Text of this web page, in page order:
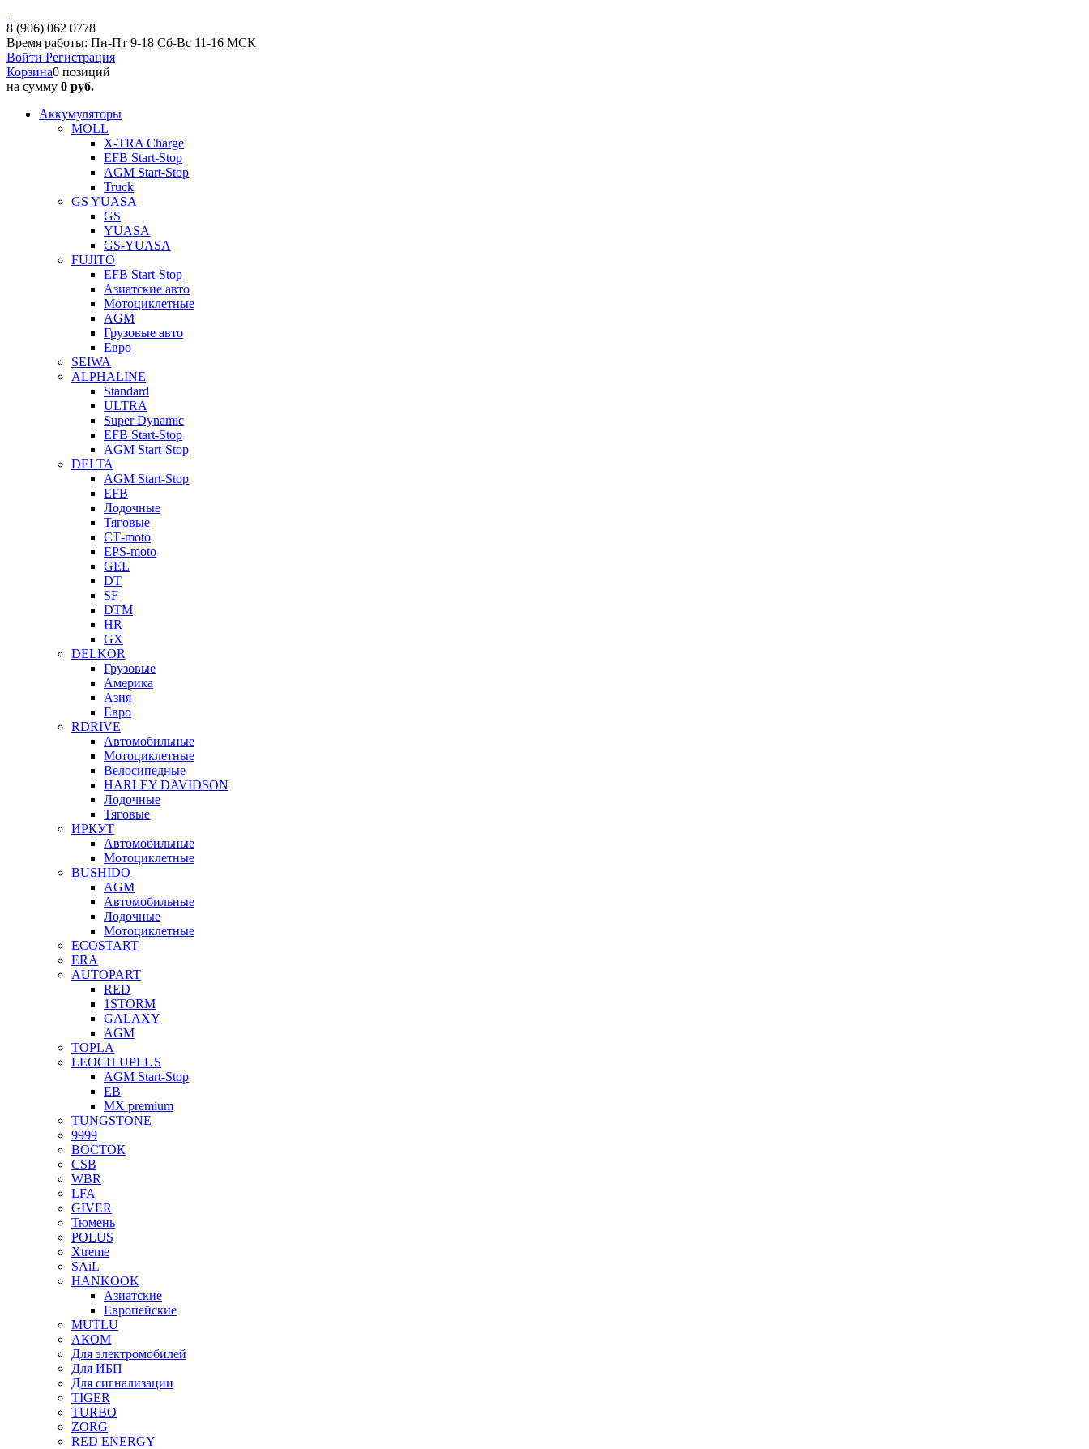
8 (906) 062 0778
Время работы: Пн-Пт 9-18 Сб-Вс 11-16 МСК
Войти Регистрация
Корзина0 позиций
на сумму 0 руб.
Аккумуляторы
MOLL
X-TRA Charge
EFB Start-Stop
AGM Start-Stop
Truck
GS YUASA
GS
YUASA
GS-YUASA
FUJITO
EFB Start-Stop
Азиатские авто
Мотоциклетные
AGM
Грузовые авто
Евро
SEIWA
ALPHALINE
Standard
ULTRA
Super Dynamic
EFB Start-Stop
AGM Start-Stop
DELTA
AGM Start-Stop
EFB
Лодочные
Тяговые
СТ-moto
EPS-moto
GEL
DT
SF
DTM
HR
GX
DELKOR
Грузовые
Америка
Азия
Евро
RDRIVE
Автомобильные
Мотоциклетные
Велосипедные
HARLEY DAVIDSON
Лодочные
Тяговые
ИРКУТ
Автомобильные
Мотоциклетные
BUSHIDO
AGM
Автомобильные
Лодочные
Мотоциклетные
ECOSTART
ERA
AUTOPART
RED
1STORM
GALAXY
AGM
TOPLA
LEOCH UPLUS
AGM Start-Stop
EB
MX premium
TUNGSTONE
9999
ВОСТОК
CSB
WBR
LFA
GIVER
Тюмень
POLUS
Xtreme
SAiL
HANKOOK
Азиатские
Европейские
MUTLU
АКОМ
Для электромобилей
Для ИБП
Для сигнализации
TIGER
TURBO
ZORG
RED ENERGY